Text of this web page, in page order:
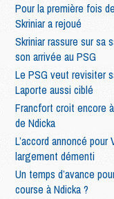
Pour la première fois
Skriniar a rejoué
Skriniar rassure sur sa
son arrivée au PSG
Le PSG veut revisiter
Laporte aussi ciblé
Francfort croit encore
de Ndicka
L’accord annoncé pour
largement démenti
Un temps d’avance
course à Ndicka ?